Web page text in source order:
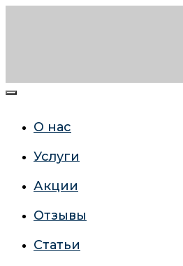
О нас
Услуги
Акции
Отзывы
Статьи